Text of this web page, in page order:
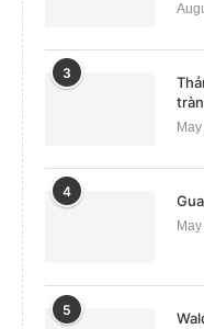
3
4
5